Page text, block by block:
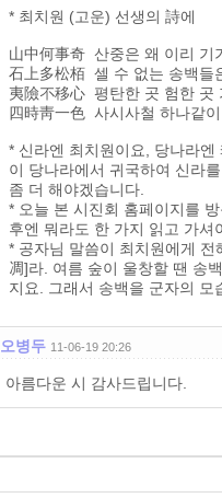
* 최치원 (고운) 선생의 詩에
山中何事奇 산중은 왜 이리 기
石上多松栢 셀 수 없는 송백들
夷險不移心 평탄한 곳 험한 곳
四時靑一色 사시사철 하나같
* 신라엔 최치원이요, 당나라
이 당나라에서 귀국하여 신라
좀 더 해야겠습니다.
* 오늘 본 시진회 홈페이지를
후엔 뭐라도 한 가지 읽고 가
* 공자님 말씀이 최치원에게
凋]라. 여름 숲이 울창할 땐 송
지요. 그래서 송백을 군자의 모
오병두 11-06-19 20:26
아름다운 시 감사드립니다.